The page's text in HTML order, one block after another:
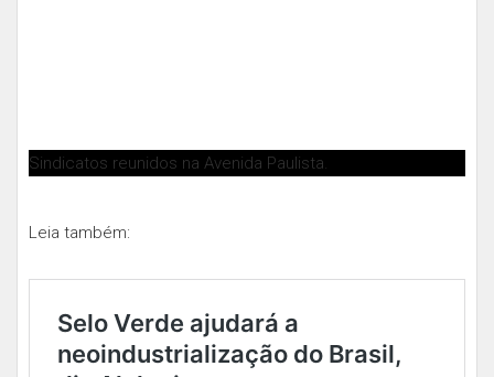
Sindicatos reunidos na Avenida Paulista.
Leia também: